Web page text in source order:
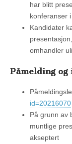
har blitt
konferanser
Kandidater
omhandler
Påmelding og
id=20216070
På grunn av
muntlige
akseptert